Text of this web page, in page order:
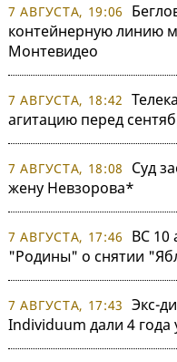
7 АВГУСТА, 19:06
контейнерную линию
Монтевидео
7 АВГУСТА, 18:42
агитацию перед
7 АВГУСТА, 18:08
Суд
жену Невзорова*
7 АВГУСТА, 17:46
ВС 10
"Родины" о снятии
7 АВГУСТА, 17:43 Экс-
Individuum дали 4 года